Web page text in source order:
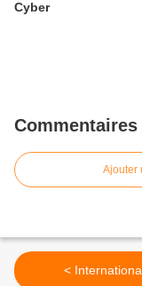
Cyber
Commentaires
Ajouter
<